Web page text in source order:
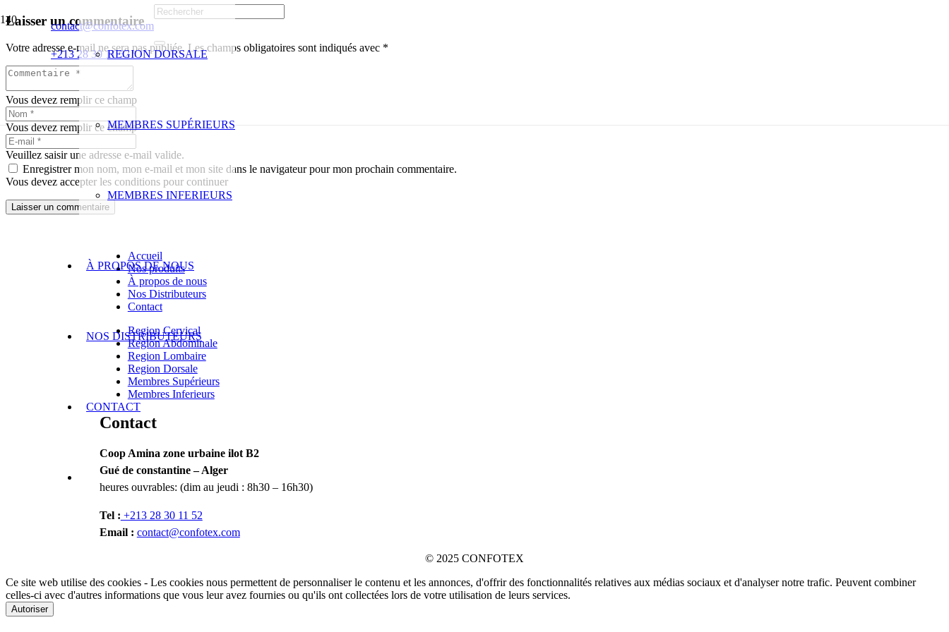
contact@confotex.com
+213 28 30 11 52REGION DORSALE
MEMBRES SUPÉRIEURS
MEMBRES INFERIEURS
À PROPOS DE NOUS
NOS DISTRIBUTEURS
CONTACT
Laisser un commentaire
Votre adresse e-mail ne sera pas publiée. Les champs obligatoires sont indiqués avec *
Vous devez remplir ce champ
Vous devez remplir ce champ
Veuillez saisir une adresse e-mail valide.
Enregistrer mon nom, mon e-mail et mon site dans le navigateur pour mon prochain commentaire.
Vous devez accepter les conditions pour continuer
Laisser un commentaire
Accueil
Nos produits
À propos de nous
Nos Distributeurs
Contact
Region Cervical
Region Abdominale
Region Lombaire
Region Dorsale
Membres Supérieurs
Membres Inferieurs
Contact
Coop Amina zone urbaine ilot B2
Gué de constantine – Alger
heures ouvrables: (dim au jeudi : 8h30 – 16h30)
Tel : +213 28 30 11 52
Email : contact@confotex.com
© 2025 CONFOTEX
Ce site web utilise des cookies - Les cookies nous permettent de personnaliser le contenu et les annonces, d'offrir des fonctionnalités relatives aux médias sociaux et d'analyser notre trafic. Peuvent combiner
celles-ci avec d'autres informations que vous leur avez fournies ou qu'ils ont collectées lors de votre utilisation de leurs services.
Autoriser